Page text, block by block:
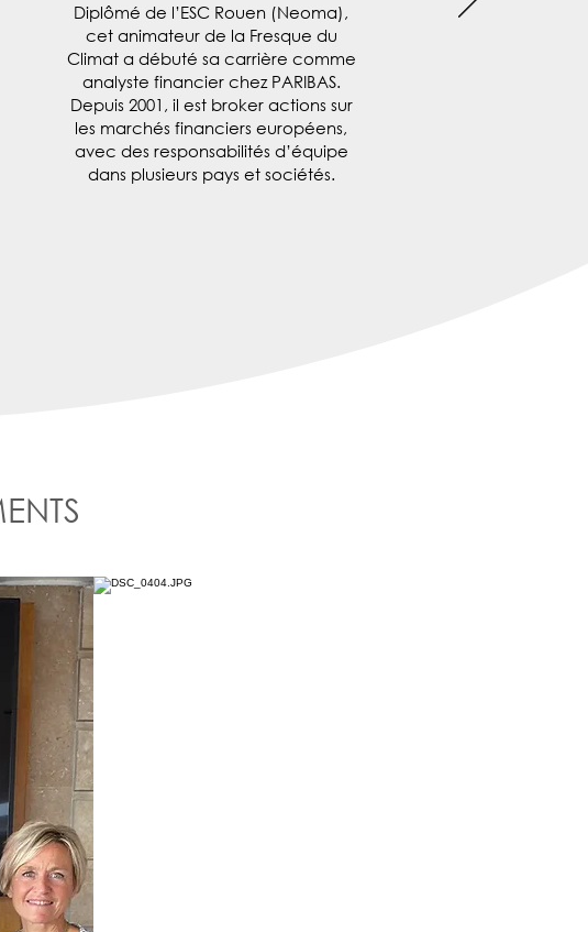
Diplômé de l’ESC Rouen (Neoma),
cet animateur de la Fresque du
Climat a débuté sa carrière comme
analyste financier chez PARIBAS.
Depuis 2001, il est broker actions sur
les marchés financiers européens,
avec des responsabilités d’équipe
dans plusieurs pays et sociétés.